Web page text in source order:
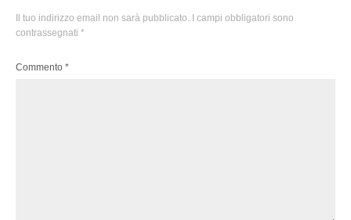
Il tuo indirizzo email non sarà pubblicato.
I campi obbligatori sono
contrassegnati *
Commento *